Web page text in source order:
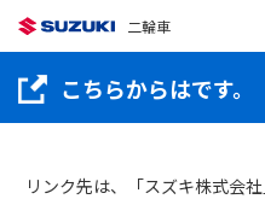
二輪車
こちらからはです。
リンク先は、「スズキ株式会